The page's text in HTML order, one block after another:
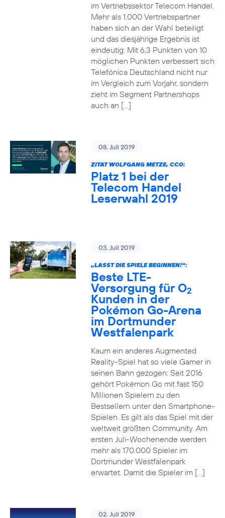
im Vertriebssektor Telecom Handel.
Mehr als 1.000 Vertriebspartner
haben sich an der Wahl beteiligt
und das diesjährige Ergebnis ist
eindeutig: Mit 6,3 Punkten von 10
möglichen Punkten verbessert sich
Telefónica Deutschland nicht nur
im Vergleich zum Vorjahr, sondern
zieht im Segment Partnershops
auch an […]
08. Juli 2019
ZITAT WOLFGANG METZE, CCO:
Platz 1 bei der
Telecom Handel
Leserwahl 2019
03. Juli 2019
„LASST DIE SPIELE BEGINNEN!“:
Beste LTE-
Versorgung für O2
Kunden in der
Pokémon Go-Arena
im Dortmunder
Westfalenpark
Kaum ein anderes Augmented
Reality-Spiel hat so viele Gamer in
seinen Bann gezogen: Seit 2016
gehört Pokémon Go mit fast 150
Millionen Spielern zu den
Bestsellern unter den Smartphone-
Spielen. Es gilt als das Spiel mit der
weltweit größten Community. Am
ersten Juli-Wochenende werden
mehr als 170.000 Spieler im
Dortmunder Westfalenpark
erwartet. Damit die Spieler im […]
02. Juli 2019